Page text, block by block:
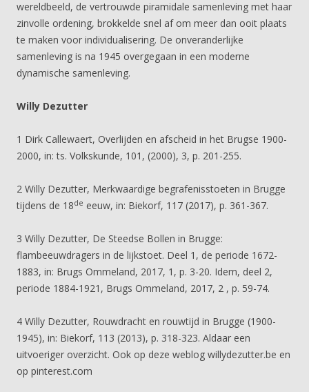
wereldbeeld, de vertrouwde piramidale samenleving met haar
zinvolle ordening, brokkelde snel af om meer dan ooit plaats
te maken voor individualisering. De onveranderlijke
samenleving is na 1945 overgegaan in een moderne
dynamische samenleving.
Willy Dezutter
1 Dirk Callewaert, Overlijden en afscheid in het Brugse 1900-
2000, in: ts. Volkskunde, 101, (2000), 3, p. 201-255.
2 Willy Dezutter, Merkwaardige begrafenisstoeten in Brugge
tijdens de 18de eeuw, in: Biekorf, 117 (2017), p. 361-367.
3 Willy Dezutter, De Steedse Bollen in Brugge:
flambeeuwdragers in de lijkstoet. Deel 1, de periode 1672-
1883, in: Brugs Ommeland, 2017, 1, p. 3-20. Idem, deel 2,
periode 1884-1921, Brugs Ommeland, 2017, 2 , p. 59-74.
4 Willy Dezutter, Rouwdracht en rouwtijd in Brugge (1900-
1945), in: Biekorf, 113 (2013), p. 318-323. Aldaar een
uitvoeriger overzicht. Ook op deze weblog willydezutter.be en
op pinterest.com